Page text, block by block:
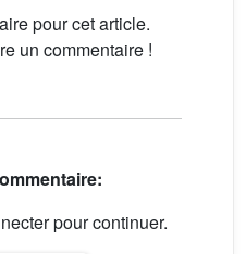
pour cet article.
un commentaire !
pour continuer.